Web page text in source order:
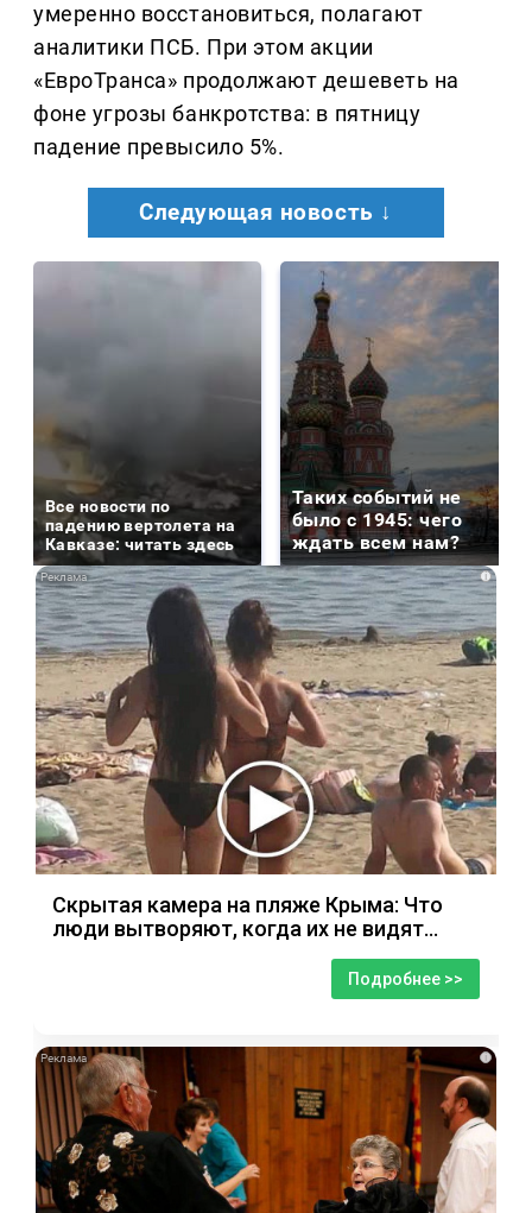
умеренно восстановиться, полагают
аналитики ПСБ. При этом акции
«ЕвроТранса» продолжают дешеветь на
фоне угрозы банкротства: в пятницу
падение превысило 5%.
Следующая новость ↓
Все новости по
падению вертолета на
Кавказе: читать здесь
Таких событий не
было с 1945: чего
ждать всем нам?
i
Скрытая камера на пляже Крыма: Что
люди вытворяют, когда их не видят...
Подробнее >>
i